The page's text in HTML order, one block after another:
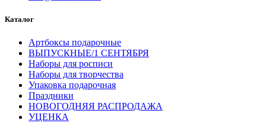
Каталог
Артбоксы подарочные
ВЫПУСКНЫЕ/1 СЕНТЯБРЯ
Наборы для росписи
Наборы для творчества
Упаковка подарочная
Праздники
НОВОГОДНЯЯ РАСПРОДАЖА
УЦЕНКА